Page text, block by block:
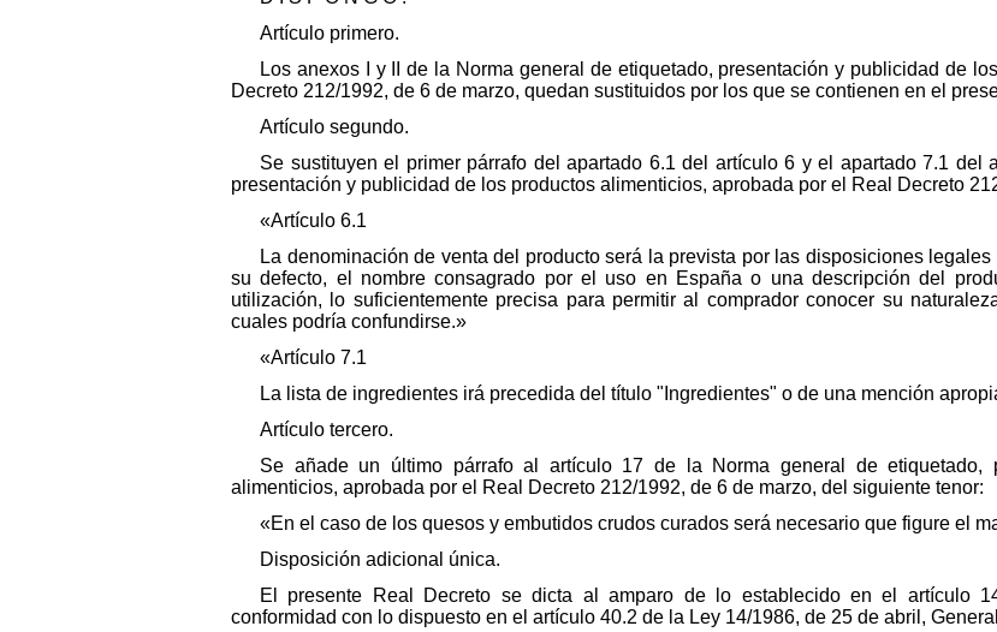
Artículo primero.
Los anexos I y II de la Norma general de etiquetado, presentación y publicidad de
Decreto 212/1992, de 6 de marzo, quedan sustituidos por los que se contienen en el
Artículo segundo.
Se sustituyen el primer párrafo del apartado 6.1 del artículo 6 y el apartado 7.1 del
presentación y publicidad de los productos alimenticios, aprobada por el Real Decreto
«Artículo 6.1
La denominación de venta del producto será la prevista por las disposiciones
su defecto, el nombre consagrado por el uso en España o una descripción del
utilización, lo suficientemente precisa para permitir al comprador conocer su
cuales podría confundirse.»
«Artículo 7.1
La lista de ingredientes irá precedida del título "Ingredientes" o de una mención
Artículo tercero.
Se añade un último párrafo al artículo 17 de la Norma general de etiquetado,
alimenticios, aprobada por el Real Decreto 212/1992, de 6 de marzo, del siguiente tenor:
«En el caso de los quesos y embutidos crudos curados será necesario que figure el
Disposición adicional única.
El presente Real Decreto se dicta al amparo de lo establecido en el artículo
conformidad con lo dispuesto en el artículo 40.2 de la Ley 14/1986, de 25 de abril,